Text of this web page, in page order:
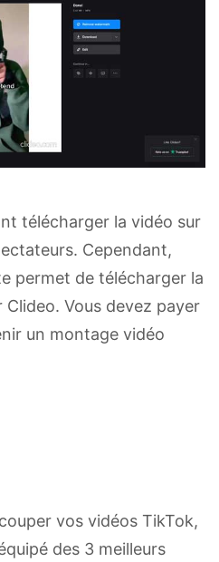
télécharger la vidéo sur
Cependant,
permet de télécharger la
Vous devez payer
un montage vidéo
vos vidéos TikTok,
des 3 meilleurs